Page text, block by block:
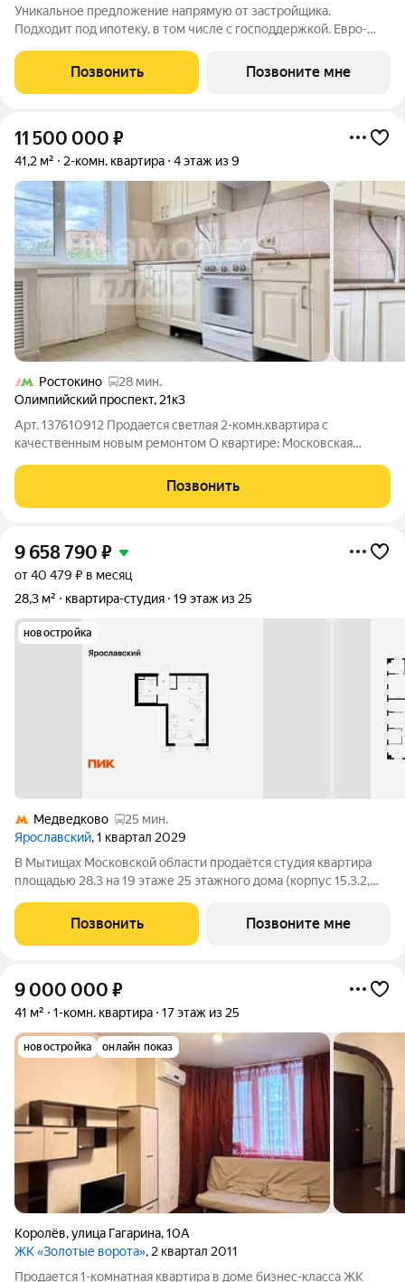
Уникальное предложение напрямую от застройщика.
Подходит под ипотеку, в том числе с господдержкой. Евро-
класса КИТ в центре г. Мытищи. 14-й этаж 25-ти этажного дома,
увеличенное остекление,
Позвонить Позвоните мне
11 500 000 ₽
41,2 м² 2-комн. квартира 4 этаж из 9
Ростокино
28 мин.
Олимпийский проспект, 21к3
Арт. 137610912 Продаeтся cветлая 2-комн.квартира c
кaчествeнным новым ремoнтoм О квартире: Московская
этаж,кирпичный дом, общая площадь 41.2 м. Ключевые
Позвонить
9 658 790 ₽
от 40 479 ₽ в месяц
28,3 м²
квартира-студия 19 этаж из 25
новостройка
Медведково
25 мин.
Ярославский, 1 квартал 2029
В Мытищах Московской области продаётся студия квартира
площадью 28.3 на 19 этаже 25 этажного дома (корпус 15.3.2,
расположение 15 минут на общественном транспорте до
платформы Мытищи и 20 минут до
Позвонить Позвоните мне
9 000 000 ₽
41 м² 1-комн. квартира 17 этаж из 25
новостройка онлайн показ
Королёв,улица Гагарина,10А
ЖК «Золотые ворота», 2 квартал 2011
Продается 1-комнатная квартира в доме бизнес-класса ЖК